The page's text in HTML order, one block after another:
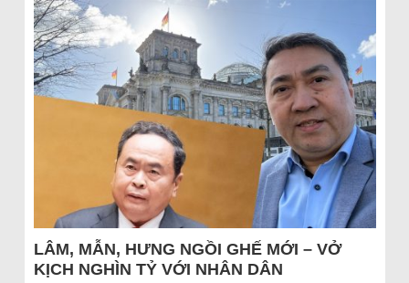
LÂM, MẪN, HƯNG NGỒI GHẾ MỚI – VỞ
KỊCH NGHÌN TỶ VỚI NHÂN DÂN